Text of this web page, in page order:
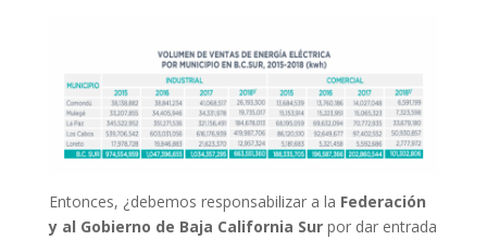
Entonces, ¿debemos responsabilizar a la Federación
y al Gobierno de Baja California Surpor dar entrada